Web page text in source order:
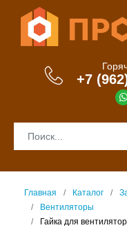
+7
Главная Каталог
Вентиляторы
Гайка для